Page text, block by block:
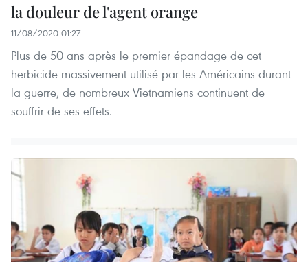
la douleur de l'agent orange
11/08/2020 01:27
Plus de 50 ans après le premier épandage de cet
herbicide massivement utilisé par les Américains durant
la guerre, de nombreux Vietnamiens continuent de
souffrir de ses effets.